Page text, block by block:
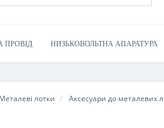
ПРОВІД НИЗЬКОВОЛЬТНА АПАРАТУРА
Металеві лотки Аксесуари до металевих